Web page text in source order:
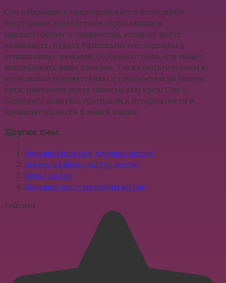
Сон о барбарисе предупреждает о возможном
негативном воздействии окружающих и
предостерегает о сложностях, которые могут
возникнуть. Будьте бдительны и осторожны в
отношениях с людьми, особенно с теми, кто может
использовать ваше доверие. Также будьте готовы к
возможным препятствиям и трудностям на вашем
пути, иначе они могут нанести вам вред. Сон о
барбарисе является призывом к осторожности и
проницательности в вашей жизни.
Другие сны:
Большой пожар в деревне во сне
Бегать на физкультуре во сне
Буква во сне
Большой нос у мужчины во сне
Рейтинг